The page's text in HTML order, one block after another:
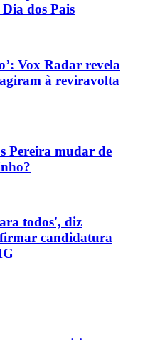
dos Pais
Vox Radar revela
à reviravolta
Pereira mudar de
todos', diz
candidatura